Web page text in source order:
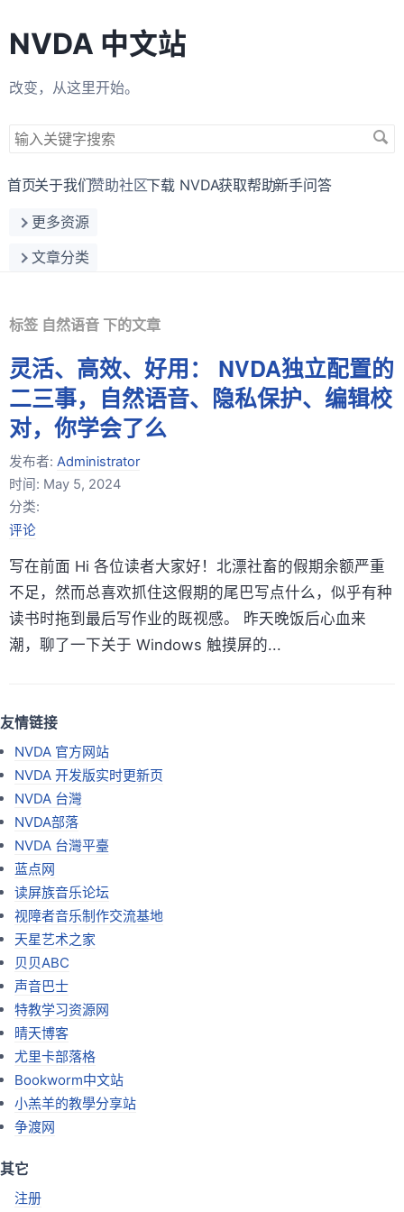
NVDA 中文站
改变，从这里开始。
搜
关
字
首页关于我们赞助社区下载 NVDA获取帮助新手问答
更多资源
文章分类
标签 自然语音 下的文章
灵活、高效、好用： NVDA独立配置的
二三事，自然语音、隐私保护、编辑校
对，你学会了么
发布者: Administrator
时间: May 5, 2024
分类:
评论
写在前面 Hi 各位读者大家好！北漂社畜的假期余额严重
不足，然而总喜欢抓住这假期的尾巴写点什么，似乎有种
读书时拖到最后写作业的既视感。 昨天晚饭后心血来
潮，聊了一下关于 Windows 触摸屏的...
友情链接
NVDA 官方网站
NVDA 开发版实时更新页
NVDA 台灣
NVDA部落
NVDA 台灣平臺
蓝点网
读屏族音乐论坛
视障者音乐制作交流基地
天星艺术之家
贝贝ABC
声音巴士
特教学习资源网
晴天博客
尤里卡部落格
Bookworm中文站
小羔羊的教學分享站
争渡网
其它
注册